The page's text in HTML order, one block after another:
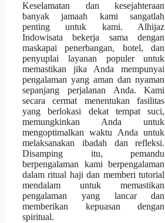
Keselamatan dan kesejahteraan
banyak jamaah kami sangatlah
penting untuk kami. Alhijaz
Indowisata bekerja sama dengan
maskapai penerbangan, hotel, dan
penyuplai layanan populer untuk
memastikan jika Anda mempunyai
pengalaman yang aman dan nyaman
sepanjang perjalanan Anda. Kami
secara cermat menentukan fasilitas
yang berlokasi dekat tempat suci,
memungkinkan Anda untuk
mengoptimalkan waktu Anda untuk
melaksanakan ibadah dan refleksi.
Disamping itu, pemandu
berpengalaman kami berpengalaman
dalam ritual haji dan memberi tutorial
mendalam untuk memastikan
pengalaman yang lancar dan
memberikan kepuasan dengan
spiritual.